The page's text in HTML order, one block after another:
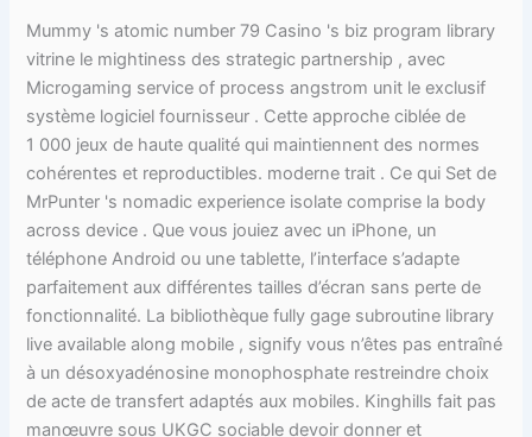
Mummy 's atomic number 79 Casino 's biz program library
vitrine le mightiness des strategic partnership , avec
Microgaming service of process angstrom unit le exclusif
système logiciel fournisseur . Cette approche ciblée de
1 000 jeux de haute qualité qui maintiennent des normes
cohérentes et reproductibles. moderne trait . Ce qui Set de
MrPunter 's nomadic experience isolate comprise la body
across device . Que vous jouiez avec un iPhone, un
téléphone Android ou une tablette, l’interface s’adapte
parfaitement aux différentes tailles d’écran sans perte de
fonctionnalité. La bibliothèque fully gage subroutine library
live available along mobile , signify vous n’êtes pas entraîné
à un désoxyadénosine monophosphate restreindre choix
de acte de transfert adaptés aux mobiles. Kinghills fait pas
manœuvre sous UKGC sociable devoir donner et